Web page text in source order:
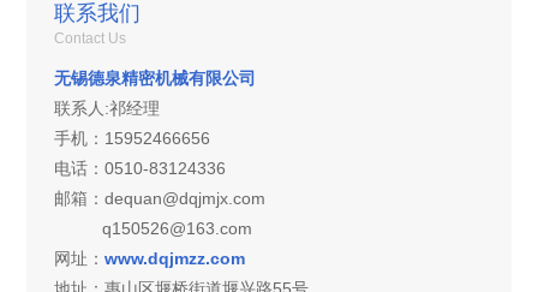
联系我们
Contact Us
无锡德泉精密机械有限公司
联系人:祁经理
手机：15952466656
电话：0510-83124336
邮箱：dequan@dqjmjx.com
q150526@163.com
网址： www.dqjmzz.com